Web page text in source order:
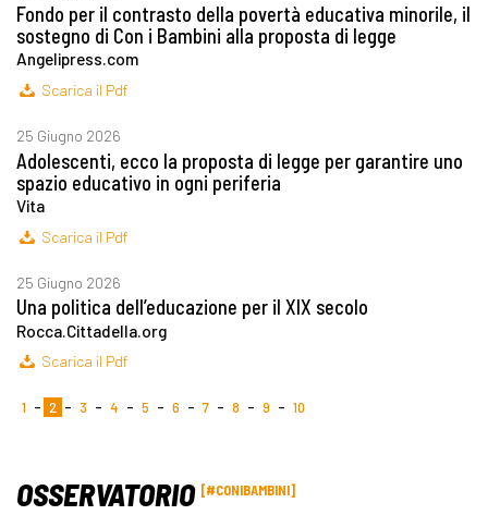
Fondo per il contrasto della povertà educativa minorile, il
sostegno di Con i Bambini alla proposta di legge
Angelipress.com
Scarica il Pdf
25 Giugno 2026
Adolescenti, ecco la proposta di legge per garantire uno
spazio educativo in ogni periferia
Vita
Scarica il Pdf
25 Giugno 2026
Una politica dell’educazione per il XIX secolo
Rocca.Cittadella.org
Scarica il Pdf
1 2 3 4 5 6 7 8 9 10
OSSERVATORIO #CONIBAMBINI